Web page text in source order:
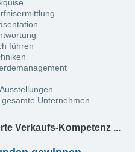
führen
Unternehmen
Verkaufs-Kompetenz ...